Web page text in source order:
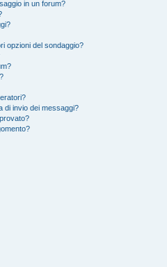
in un forum?
opzioni del sondaggio?
di invio dei messaggi?